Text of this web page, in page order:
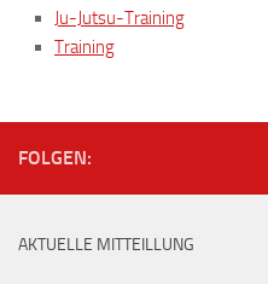
Ju-Jutsu-Training
Training
FOLGEN:
AKTUELLE MITTEILLUNG